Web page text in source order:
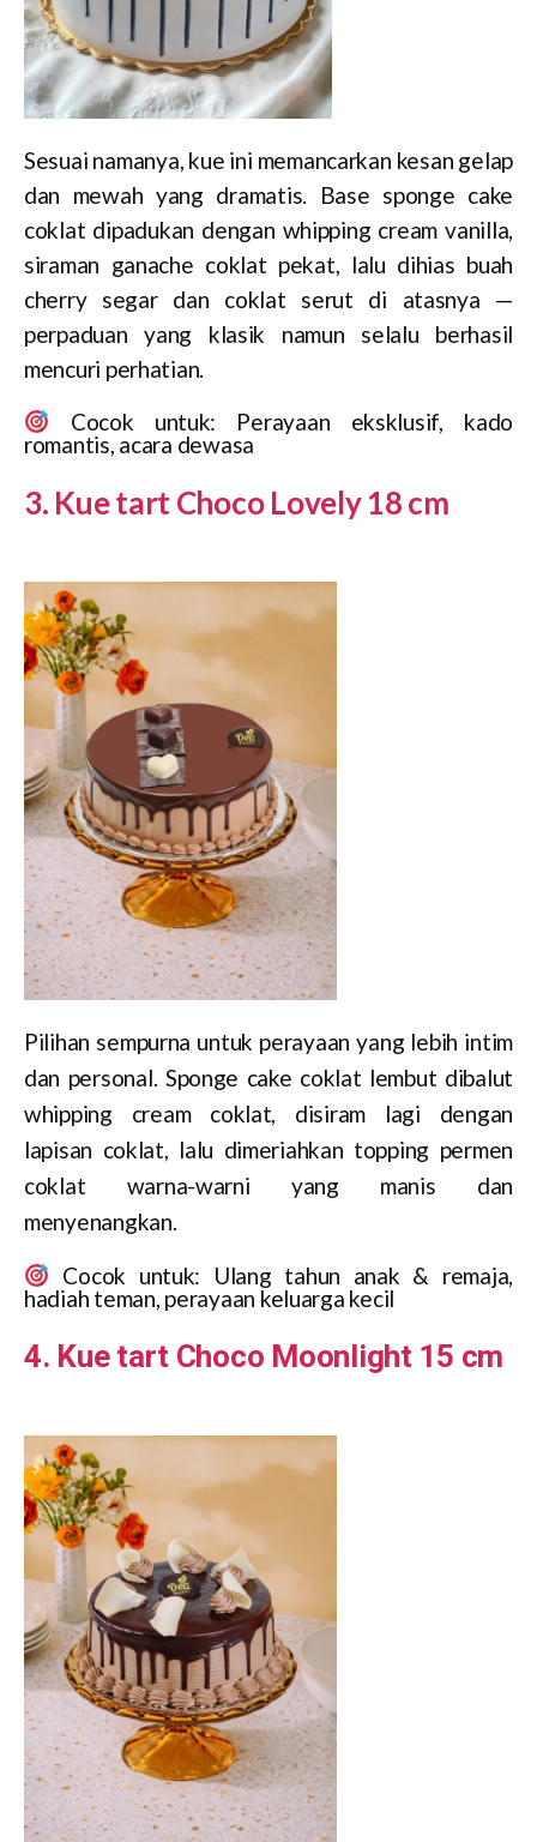
Sesuai namanya, kue ini memancarkan kesan gelap
dan mewah yang dramatis. Base sponge cake
coklat dipadukan dengan whipping cream vanilla,
siraman ganache coklat pekat, lalu dihias buah
cherry segar dan coklat serut di atasnya —
perpaduan yang klasik namun selalu berhasil
mencuri perhatian.
Cocok untuk: Perayaan eksklusif, kado
romantis, acara dewasa
3. Kue tart Choco Lovely 18 cm
Pilihan sempurna untuk perayaan yang lebih intim
dan personal. Sponge cake coklat lembut dibalut
whipping cream coklat, disiram lagi dengan
lapisan coklat, lalu dimeriahkan topping permen
coklat warna-warni yang manis dan
menyenangkan.
Cocok untuk: Ulang tahun anak & remaja,
hadiah teman, perayaan keluarga kecil
4. Kue tart Choco Moonlight 15 cm